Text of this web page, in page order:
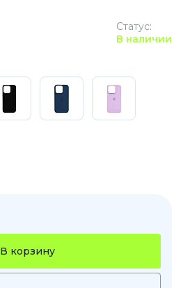
Статус:
В наличии
В корзину